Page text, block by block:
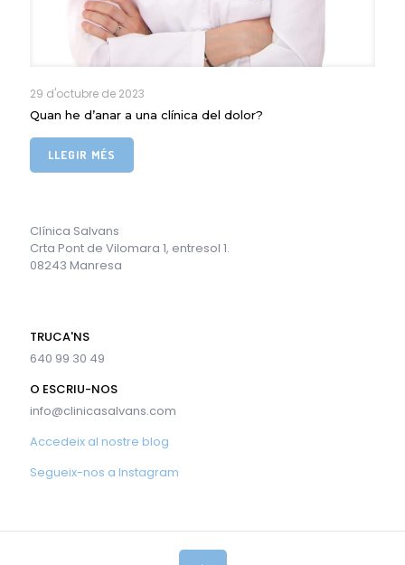
29 d'octubre de 2023
Quan he d’anar a una clínica del dolor?
LLEGIR MÉS
Clínica Salvans
Crta Pont de Vilomara 1, entresol 1.
08243 Manresa
TRUCA'NS
640 99 30 49
O ESCRIU-NOS
info@clinicasalvans.com
Accedeix al nostre blog
Segueix-nos a Instagram